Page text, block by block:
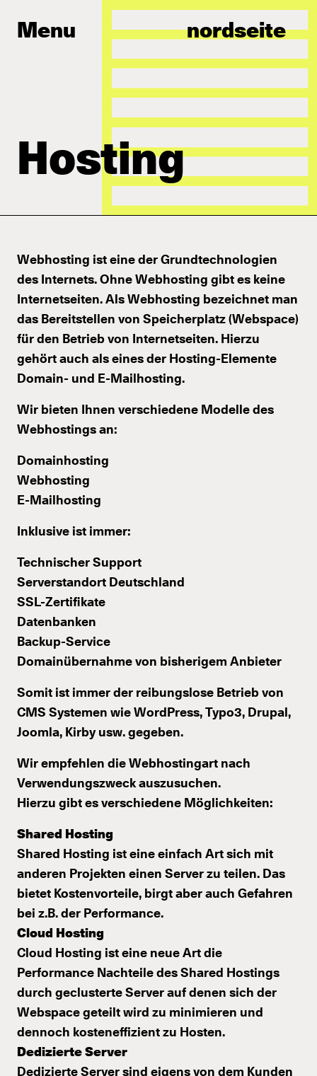
Menu nordseite
Hosting
Webhosting ist eine der Grundtechnologien
des Internets. Ohne Webhosting gibt es keine
Internetseiten. Als Webhosting bezeichnet man
das Bereitstellen von Speicherplatz (Webspace)
für den Betrieb von Internetseiten. Hierzu
gehört auch als eines der Hosting-Elemente
Domain- und E-Mailhosting.
Wir bieten Ihnen verschiedene Modelle des
Webhostings an:
Domainhosting
Webhosting
E-Mailhosting
Inklusive ist immer:
Technischer Support
Serverstandort Deutschland
SSL-Zertifikate
Datenbanken
Backup-Service
Domainübernahme von bisherigem Anbieter
Somit ist immer der reibungslose Betrieb von
CMS Systemen wie WordPress, Typo3, Drupal,
Joomla, Kirby usw. gegeben.
Wir empfehlen die Webhostingart nach
Verwendungszweck auszusuchen.
Hierzu gibt es verschiedene Möglichkeiten:
Shared Hosting
Shared Hosting ist eine einfach Art sich mit
anderen Projekten einen Server zu teilen. Das
bietet Kostenvorteile, birgt aber auch Gefahren
bei z.B. der Performance.
Cloud Hosting
Cloud Hosting ist eine neue Art die
Performance Nachteile des Shared Hostings
durch geclusterte Server auf denen sich der
Webspace geteilt wird zu minimieren und
dennoch kosteneffizient zu Hosten.
Dedizierte Server
Dedizierte Server sind eigens von dem Kunden